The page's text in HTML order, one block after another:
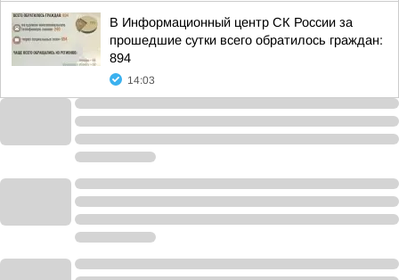
В Информационный центр СК России за
прошедшие сутки всего обратилось граждан:
894
14:03